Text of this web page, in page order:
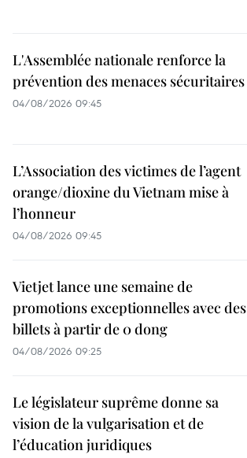
L'Assemblée nationale renforce la
prévention des menaces sécuritaires
04/08/2026 09:45
L’Association des victimes de l’agent
orange/dioxine du Vietnam mise à
l’honneur
04/08/2026 09:45
Vietjet lance une semaine de
promotions exceptionnelles avec des
billets à partir de 0 dong
04/08/2026 09:25
Le législateur suprême donne sa
vision de la vulgarisation et de
l’éducation juridiques